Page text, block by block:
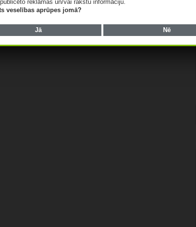
reklāmas un/vai rakstu informāciju.
veselības aprūpes jomā?
Jā Nē